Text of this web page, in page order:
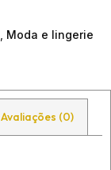
Moda e lingerie
Avaliações (0)